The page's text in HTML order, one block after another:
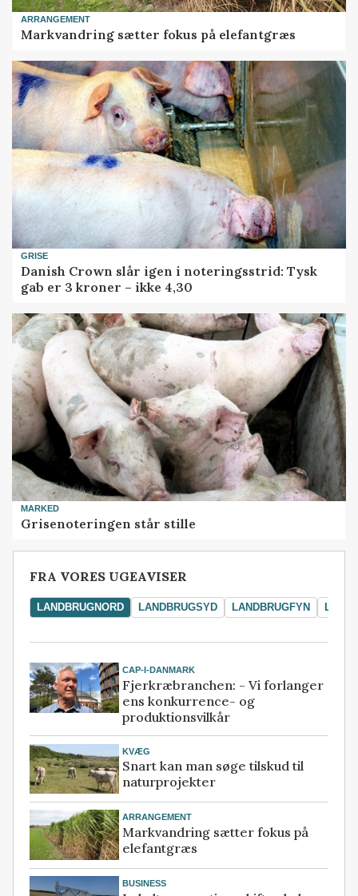
ARRANGEMENT
Markvandring sætter fokus på elefantgræs
GRISE
Danish Crown slår igen i noteringsstrid: Tysk
gab er 3 kroner – ikke 4,30
MARKED
Grisenoteringen står stille
FRA VORES UGEAVISER
LANDBRUGNORD LANDBRUGSYD LANDBRUGFYN
CAP-I-DANMARK
Fjerkræbranchen: - Vi forlanger
ens konkurrence- og
produktionsvilkår
KVÆG
Snart kan man søge tilskud til
naturprojekter
ARRANGEMENT
Markvandring sætter fokus på
elefantgræs
BUSINESS